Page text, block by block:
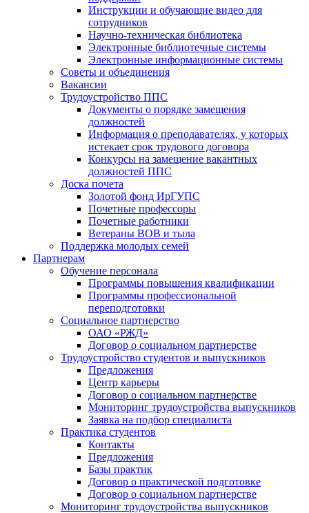
Инструкции и обучающие видео для
сотрудников
Научно-техническая библиотека
Электронные библиотечные системы
Электронные информационные системы
Советы и объединения
Вакансии
Трудоустройство ППС
Документы о порядке замещения
должностей
Информация о преподавателях, у которых
истекает срок трудового договора
Конкурсы на замещение вакантных
должностей ППС
Доска почета
Золотой фонд ИрГУПС
Почетные профессоры
Почетные работники
Ветераны ВОВ и тыла
Поддержка молодых семей
Партнерам
Обучение персонала
Программы повышения квалификации
Программы профессиональной
переподготовки
Социальное партнерство
ОАО «РЖД»
Договор о социальном партнерстве
Трудоустройство студентов и выпускников
Предложения
Центр карьеры
Договор о социальном партнерстве
Мониторинг трудоустройства выпускников
Заявка на подбор специалиста
Практика студентов
Контакты
Предложения
Базы практик
Договор о практической подготовке
Договор о социальном партнерстве
Мониторинг трудоустройства выпускников